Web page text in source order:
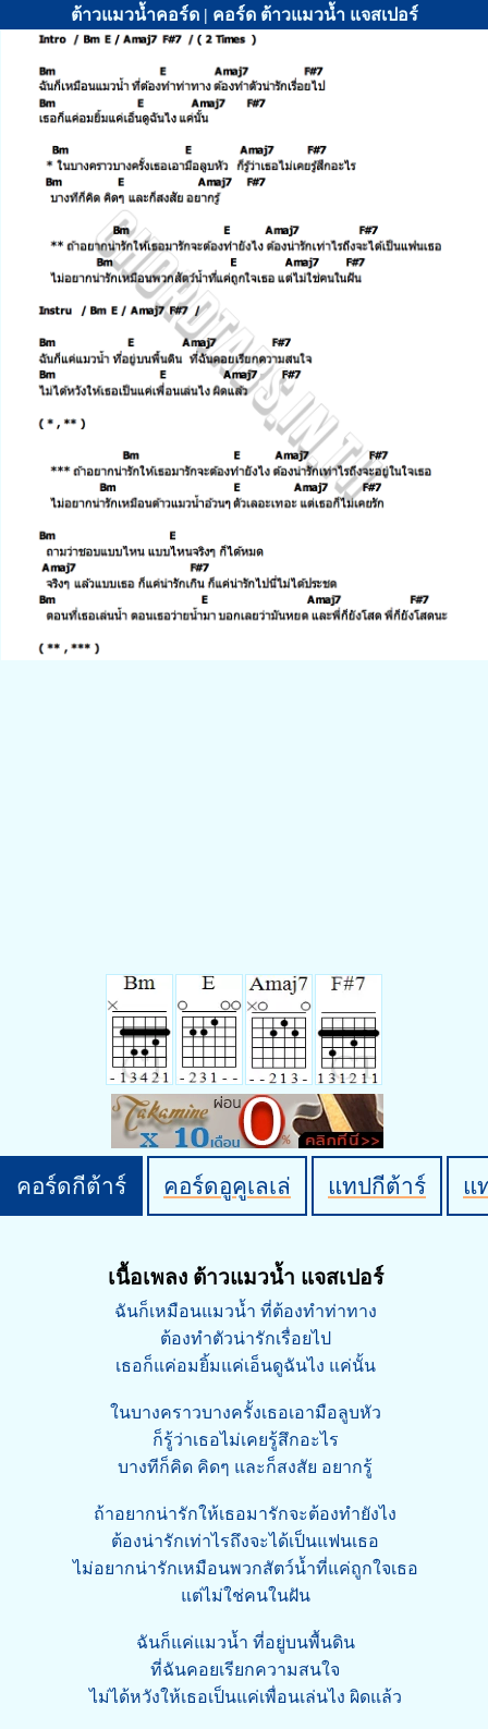
ต้าวแมวน้ำคอร์ด | คอร์ด ต้าวแมวน้ำ แจสเปอร์
คอร์ดกีต้าร์ คอร์ดอูคูเลเล่ แทปกีต้าร์ แ
เนื้อเพลง ต้าวแมวน้ำ แจสเปอร์
ฉันก็เหมือนแมวน้ำ ที่ต้องทำท่าทาง
ต้องทำตัวน่ารักเรื่อยไป
เธอก็แค่อมยิ้มแค่เอ็นดูฉันไง แค่นั้น
ในบางคราวบางครั้งเธอเอามือลูบหัว
ก็รู้ว่าเธอไม่เคยรู้สึกอะไร
บางทีก็คิด คิดๆ และก็สงสัย อยากรู้
ถ้าอยากน่ารักให้เธอมารักจะต้องทำยังไง
ต้องน่ารักเท่าไรถึงจะได้เป็นแฟนเธอ
ไม่อยากน่ารักเหมือนพวกสัตว์น้ำที่แค่ถูกใจเธอ
แต่ไม่ใช่คนในฝัน
ฉันก็แค่แมวน้ำ ที่อยู่บนพื้นดิน
ที่ฉันคอยเรียกความสนใจ
ไม่ได้หวังให้เธอเป็นแค่เพื่อนเล่นไง ผิดแล้ว